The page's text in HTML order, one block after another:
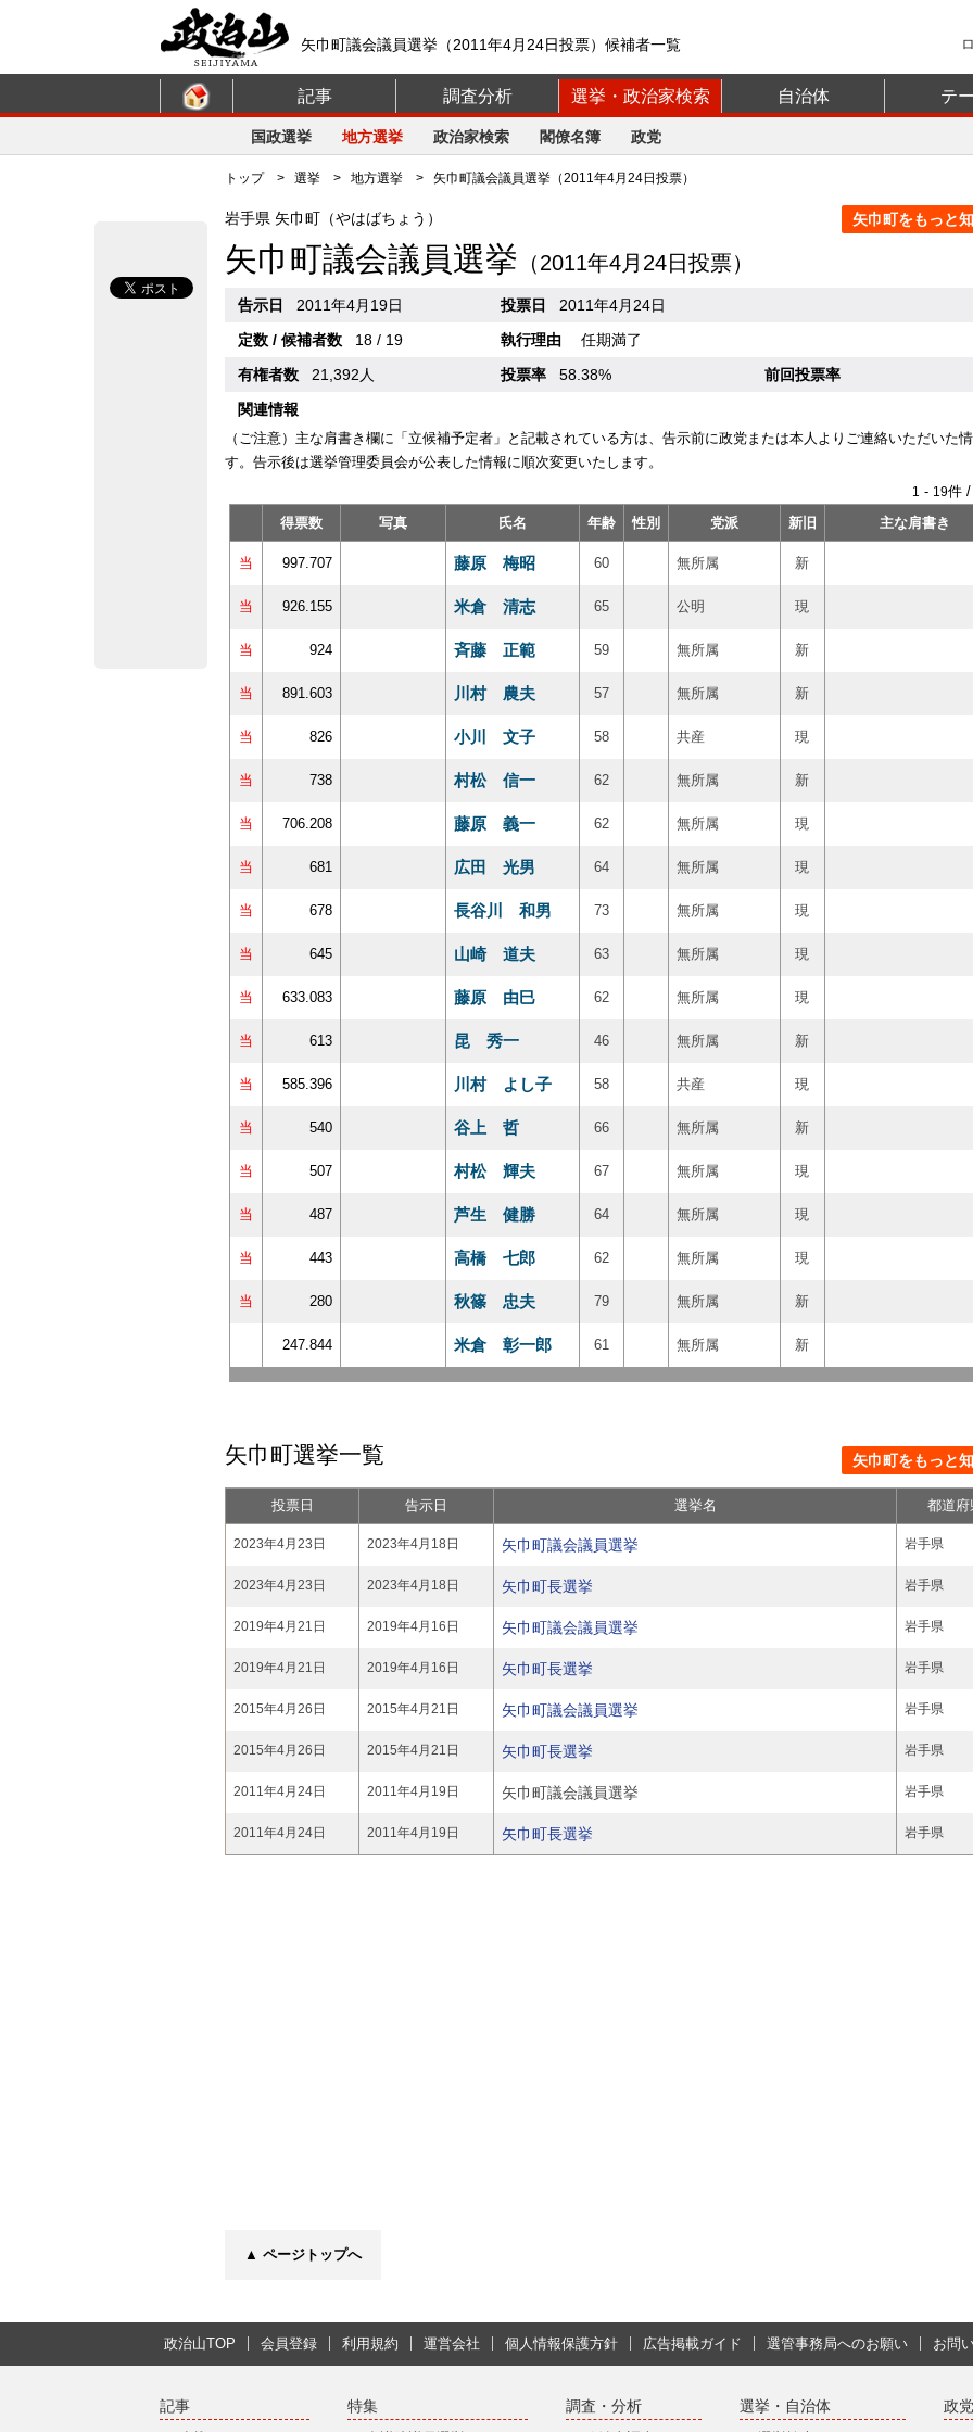
矢巾町議会議員選挙（2011年4月24日投票）候補者一覧
記事 調査分析 選挙・政治家検索 自治体 テ
国政選挙 地方選挙 政治家検索 閣僚名簿 政党
トップ> 選挙 > 地方選挙 > 矢巾町議会議員選挙（2011年4月24日投票）
矢巾町をもっと知
岩手県 矢巾町（やはばちょう）
矢巾町議会議員選挙 （2011年4月24日投票）
告示日 2011年4月19日 投票日
2011年4月24日
定数 / 候補者数
18 / 19 執行理由
任期満了
有権者数
21,392人 投票率 58.38%
前回投票率
関連情報
（ご注意）主な肩書き欄に「立候補予定者」と記載されている方は、告示前に政党または本人よりご連絡いただいた
す。告示後は選挙管理委員会が公表した情報に順次変更いたします。
1 - 19件
得票数
写真 氏名 年齢 性別 党派 新旧 主な肩書き
当 997.707 藤原 梅昭 60 無所属 新
当 926.155 米倉 清志 65 公明 現
当 924 斉藤 正範 59 無所属 新
当 891.603 川村 農夫 57 無所属 新
当 826 小川 文子 58 共産 現
当 738 村松 信一 62 無所属 新
当 706.208 藤原 義一 62 無所属 現
当 681 広田 光男 64 無所属 現
当 678 長谷川 和男 73 無所属 現
当 645 山崎 道夫 63 無所属 現
当 633.083 藤原 由巳 62 無所属 現
当 613 昆 秀一 46 無所属 新
当 585.396 川村 よし子 58 共産 現
当 540 谷上 哲 66 無所属 新
当 507 村松 輝夫 67 無所属 現
当 487 芦生 健勝 64 無所属 現
当 443 高橋 七郎 62 無所属 現
当 280 秋篠 忠夫 79 無所属 新
247.844 米倉 彰一郎 61 無所属 新
矢巾町選挙一覧 矢巾町をもっと知
投票日 告示日 選挙名 都道府
2023年4月23日 2023年4月18日 矢巾町議会議員選挙 岩手県
2023年4月23日 2023年4月18日 矢巾町長選挙 岩手県
2019年4月21日 2019年4月16日 矢巾町議会議員選挙 岩手県
2019年4月21日 2019年4月16日 矢巾町長選挙 岩手県
2015年4月26日 2015年4月21日 矢巾町議会議員選挙 岩手県
2015年4月26日 2015年4月21日 矢巾町長選挙 岩手県
2011年4月24日 2011年4月19日 矢巾町議会議員選挙 岩手県
2011年4月24日 2011年4月19日 矢巾町長選挙 岩手県
▲ ページトップへ
政治山TOP 会員登録 利用規約 運営会社 個人情報保護方針 広告掲載ガイド 選管事務局へのお願い お問
記事 特集 調査・分析 選挙・自治体 政